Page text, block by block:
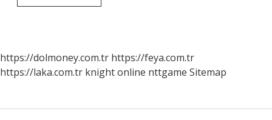
Ne
https://dolmoney.com.tr https://feya.com.tr
https://laka.com.tr knight online nttgame Sitemap